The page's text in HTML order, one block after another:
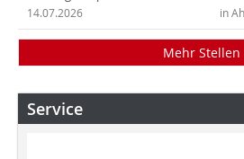
in
14.07.2026
Mehr Stellen
Service